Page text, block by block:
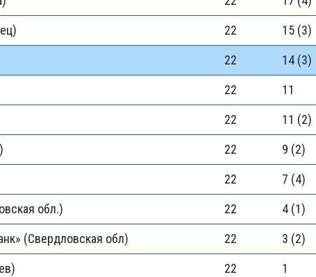
22 15 (3)
22 14 (3)
22 11
22 11 (2)
22 9 (2)
22 7 (4)
обл.) 22 4 (1)
(Свердловская обл) 22 3 (2)
22 1